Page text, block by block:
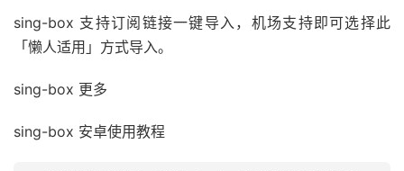
sing-box 支持订阅链接一键导入，机场支持即可选择此
「懒人适用」方式导入。
sing-box 更多
sing-box 安卓使用教程